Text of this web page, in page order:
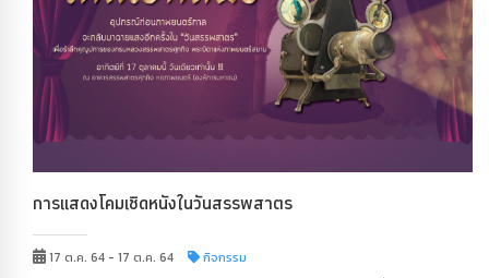
การแสดงโคมเชิดหนังในวันสรรพสาตร
17 ต.ค. 64 - 17 ต.ค. 64 กิจกรรม